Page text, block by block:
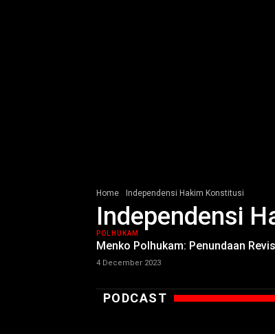
Home Independensi Hakim Konstitusi
Independensi
POLHUKAM
Menko Polhukam: Penundaan
4 December 2023
PODCAST